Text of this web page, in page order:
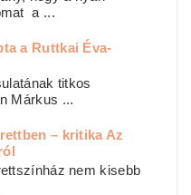
a ...
a Ruttkai Éva-
titkos
Márkus ...
– kritika Az
nem kisebb